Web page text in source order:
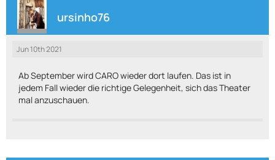
ursinho76
Jun 10th 2021
Ab September wird CARO wieder dort laufen. Das ist in
jedem Fall wieder die richtige Gelegenheit, sich das Theater
mal anzuschauen.